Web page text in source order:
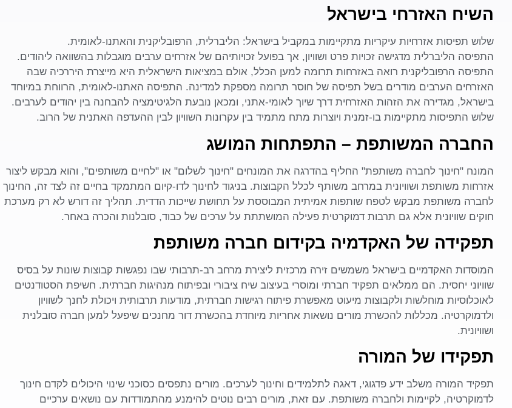
השיח האזרחי בישראל
שלוש תפיסות אזרחיות עיקריות מתקיימות במקביל בישראל: הליברלית, הרפובליקנית והאתנו-לאומית.
התפיסה הליברלית מדגישה זכויות פרט ושוויון, אך בפועל זכויותיהם של אזרחים ערבים מוגבלות בהשוואה ליהודים.
התפיסה הרפובליקנית רואה באזרחות תרומה למען הכלל, אולם במציאות הישראלית היא מייצרת היררכיה שבה
האזרחים הערבים מודרים בשל תפיסה של חוסר תרומה מספקת למדינה. התפיסה האתנו-לאומית, הרווחת במיוחד
בישראל, מגדירה את הזהות האזרחית דרך שיוך לאומי-אתני, ומכאן נובעת הלגיטימציה להבחנה בין יהודים לערבים.
שלוש התפיסות מתקיימות בו-זמנית ויוצרות מתח מתמיד בין עקרונות השוויון לבין ההעדפה האתנית של הרוב.
החברה המשותפת – התפתחות המושג
המונח "חינוך לחברה משותפת" החליף בהדרגה את המונחים "חינוך לשלום" או "לחיים משותפים", והוא מבקש ליצור
אזרחות משותפת ושוויונית במרחב משותף לכלל הקבוצות. בניגוד לחינוך לדו-קיום המתמקד בחיים זה לצד זה, החינוך
לחברה משותפת מבקש לטפח שותפות אמיתית המבוססת על תחושת שייכות הדדית. תהליך זה דורש לא רק מערכת
חוקים שוויונית אלא גם תרבות דמוקרטית פעילה המושתתת על ערכים של כבוד, סובלנות והכרה באחר.
תפקידה של האקדמיה בקידום חברה משותפת
המוסדות האקדמיים בישראל משמשים זירה מרכזית ליצירת מרחב רב-תרבותי שבו נפגשות קבוצות שונות על בסיס
שוויוני יחסית. הם ממלאים תפקיד חברתי ומוסרי בעיצוב שיח ציבורי ובפיתוח מנהיגות חברתית. חשיפת הסטודנטים
לאוכלוסיות מוחלשות ולקבוצות מיעוט מאפשרת פיתוח רגישות חברתית, מודעות תרבותית ויכולת לחנך לשוויון
ולדמוקרטיה. מכללות להכשרת מורים נושאות אחריות מיוחדת בהכשרת דור מחנכים שיפעל למען חברה סובלנית
ושוויונית.
תפקידו של המורה
תפקיד המורה משלב ידע פדגוגי, דאגה לתלמידים וחינוך לערכים. מורים נתפסים כסוכני שינוי היכולים לקדם חינוך
לדמוקרטיה, לקיימות ולחברה משותפת. עם זאת, מורים רבים נוטים להימנע מהתמודדות עם נושאים ערכיים